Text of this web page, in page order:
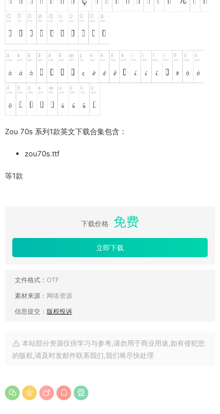
Zou 70s 系列1款英文下载合集包含：
zou70s.ttf
等1款
下载价格 免费
立即下载
文件格式： OTF
素材来源： 网络资源
信息提交： 版权投诉
本站部分资源仅供学习与参考,请勿用于商业用途,如有侵犯您
的版权,请及时发邮件联系我们,我们将尽快处理